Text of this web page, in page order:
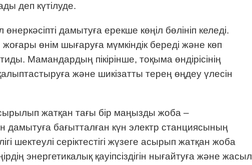
деп күтілуде.
дамытуға ерекше көңіл бөлініп келеді.
өнім шығаруға мүмкіндік береді және көп
Мамандардың пікірінше, тоқыма өндірісінің
және шикізатты терең өңдеу үлесін
жатқан тағы бір маңызды жоба –
дамытуға бағытталған күн электр станциясының
шектеулі серіктестігі жүзеге асырып жатқан жоба
энергетикалық қауіпсіздігін нығайтуға және жасыл